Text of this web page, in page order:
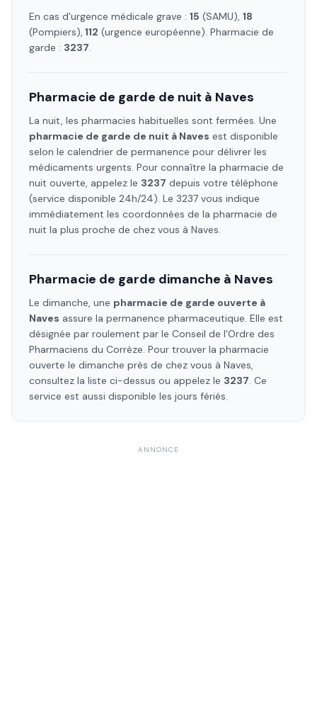
En cas d'urgence médicale grave : 15 (SAMU), 18
(Pompiers), 112 (urgence européenne). Pharmacie de
garde : 3237.
Pharmacie de garde de nuit à Naves
La nuit, les pharmacies habituelles sont fermées. Une
pharmacie de garde de nuit à Naves est disponible
selon le calendrier de permanence pour délivrer les
médicaments urgents. Pour connaître la pharmacie de
nuit ouverte, appelez le 3237 depuis votre téléphone
(service disponible 24h/24). Le 3237 vous indique
immédiatement les coordonnées de la pharmacie de
nuit la plus proche de chez vous à Naves.
Pharmacie de garde dimanche à Naves
Le dimanche, une pharmacie de garde ouverte à
Naves assure la permanence pharmaceutique. Elle est
désignée par roulement par le Conseil de l'Ordre des
Pharmaciens du Corrèze. Pour trouver la pharmacie
ouverte le dimanche près de chez vous à Naves,
consultez la liste ci-dessus ou appelez le 3237. Ce
service est aussi disponible les jours fériés.
ANNONCE